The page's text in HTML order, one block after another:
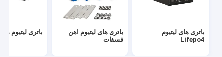
باتری های لیتیوم
Lifepo4
باتری های لیتیوم آهن
فسفات
باتری لیتیوم